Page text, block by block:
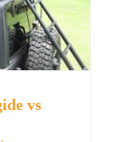
vs